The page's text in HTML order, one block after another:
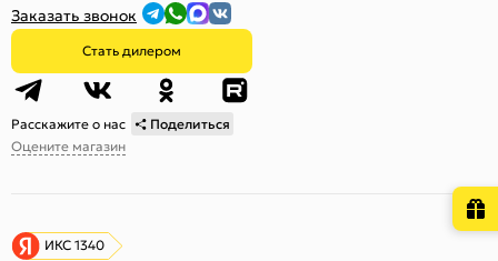
Заказать звонок
Стать дилером
Расскажите о нас
Поделиться
Оцените магазин
ИКС 1340